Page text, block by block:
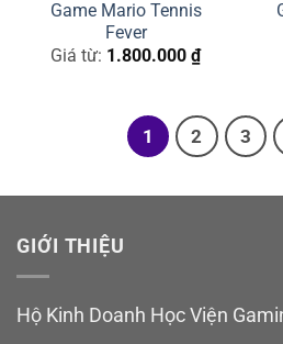
Game Mario Tennis
Fever
Giá từ: 1.800.000 ₫
1 2 3
GIỚI THIỆU
Hộ Kinh Doanh Học Viện